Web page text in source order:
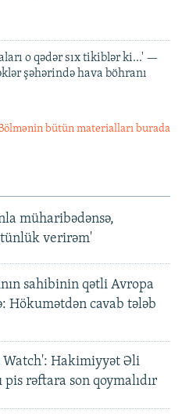
o qədər sıx tikiblər ki...' —
şəhərində hava böhranı
bütün materialları burada
müharibədənsə,
verirəm'
sahibinin qətli Avropa
Hökumətdən cavab tələb
Watch': Hakimiyyət Əli
pis rəftara son qoymalıdır